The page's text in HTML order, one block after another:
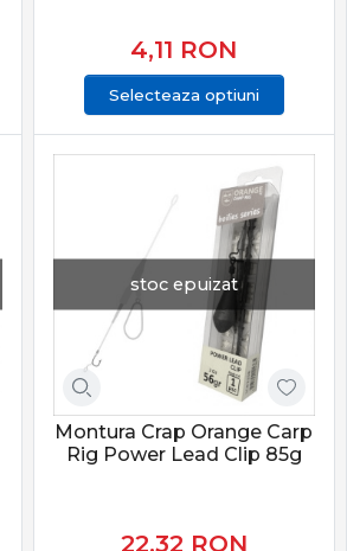
4,11 RON
Selecteaza optiuni
stoc epuizat
Montura Crap Orange Carp
Rig Power Lead Clip 85g
22,32 RON